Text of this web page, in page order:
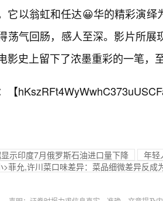
它以翁虹和任达😀华的精彩演
荡气回肠，感人至深。影片所
影史上留下了浓墨重彩的一笔，
【
示印度7月俄罗斯石油进口量下降
年轻
>菲允,许川菜口味差异：菜品细微差异反成